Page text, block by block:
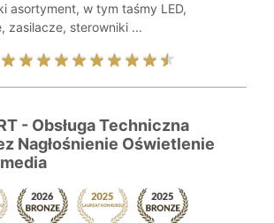
asortyment, w tym taśmy LED,
zasilacze, sterowniki ...
- Obsługa Techniczna
Nagłośnienie Oświetlenie